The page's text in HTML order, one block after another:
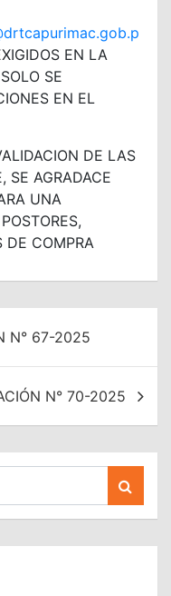
EN LA
SE
EN EL
DE LAS
SE AGRADACE
UNA
DE COMPRA
N° 67-2025
N° 70-2025